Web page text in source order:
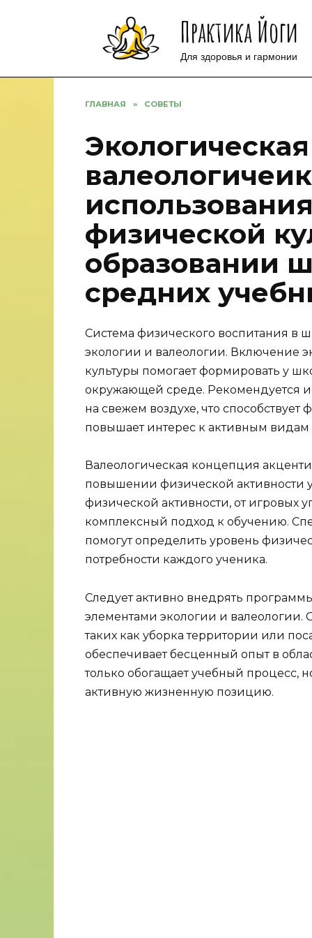
Практика Йоги
Для здоровья и гармонии
ГЛАВНАЯ » СОВЕТЫ
физической
образовании
средних
Система физического воспитания в
экологии и валеологии. Включение
культуры помогает формировать у
окружающей среде. Рекомендуется
на свежем воздухе, что
повышает интерес к активным видам
Валеологическая концепция
повышении физической активности
физической активности, от игровых
комплексный подход к обучению.
помогут определить уровень
потребности каждого ученика.
Следует активно внедрять
элементами экологии и валеологии.
таких как уборка территории или
обеспечивает бесценный опыт в
только обогащает учебный процесс,
активную жизненную позицию.